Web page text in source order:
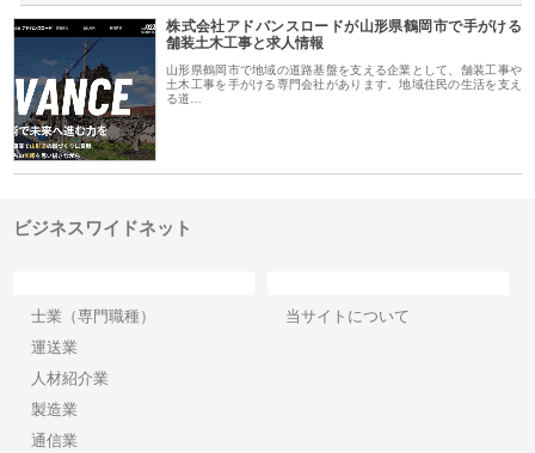
株式会社アドバンスロードが山形県鶴岡市で手がける
舗装土木工事と求人情報
山形県鶴岡市で地域の道路基盤を支える企業として、舗装工事や
土木工事を手がける専門会社があります。地域住民の生活を支え
る道…
ビジネスワイドネット
士業（専門職種）
運送業
人材紹介業
製造業
通信業
当サイトについて